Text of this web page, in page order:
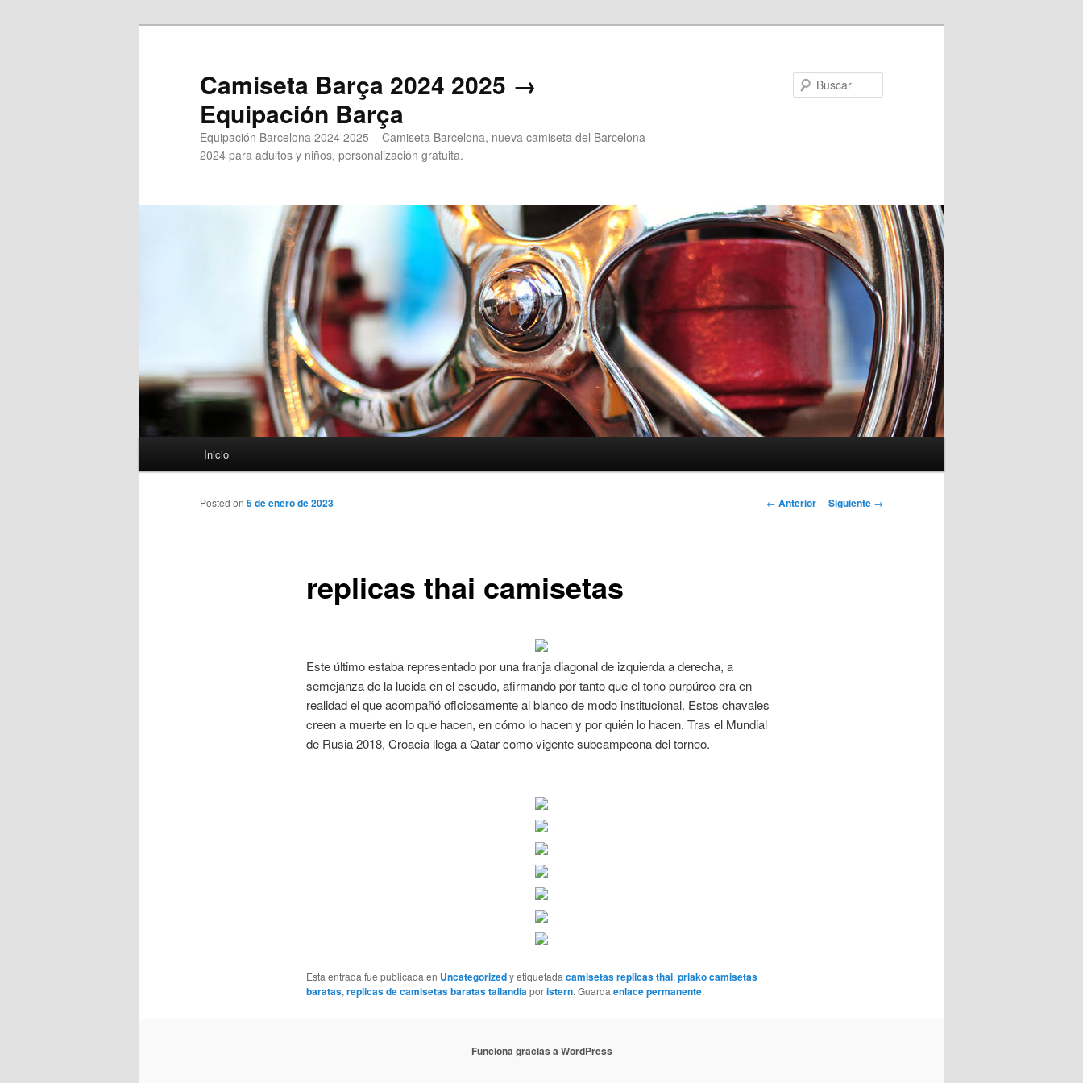
Camiseta Barça 2024 2025 →
Equipación Barça
Equipación Barcelona 2024 2025 – Camiseta Barcelona, nueva camiseta del Barcelona
2024 para adultos y niños, personalización gratuita.
Inicio
Navegación
← Anterior Siguiente →
replicas thai camisetas
Posted on 5 de enero de 2023
Este último estaba representado por una franja diagonal de izquierda a derecha, a
semejanza de la lucida en el escudo, afirmando por tanto que el tono purpúreo era en
realidad el que acompañó oficiosamente al blanco de modo institucional. Estos chavales
creen a muerte en lo que hacen, en cómo lo hacen y por quién lo hacen. Tras el Mundial
de Rusia 2018, Croacia llega a Qatar como vigente subcampeona del torneo.
Esta entrada fue publicada en Uncategorizedy etiquetadacamisetas replicas thai,priako camisetas
baratas,replicas de camisetas baratas tailandiaporistern. Guardaenlace permanente.
Funciona gracias a WordPress